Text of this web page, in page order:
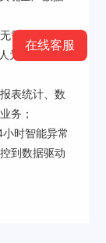
需人工录
为操作误
表统计、数
务；
小时智能异常
到数据驱动
在线客服